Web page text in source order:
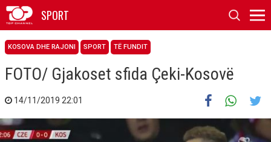
SPORT
KOSOVA DHE RAJONI SPORT TË FUNDIT
FOTO/ Gjakoset sfida Çeki-Kosovë
14/11/2019 22:01